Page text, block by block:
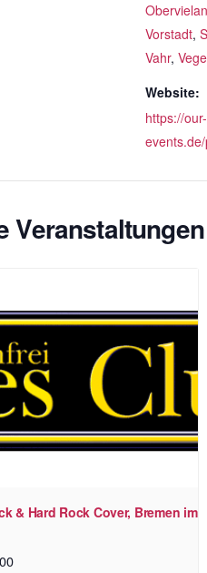
Vorstadt,
Vahr,
Website:
https://our-
Veranstaltungen
& Hard Rock Cover, Bremen im